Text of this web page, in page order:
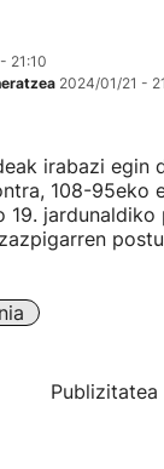
21:10
2024/01/21 -
irabazi egin
108-95eko
19.
Publizitatea